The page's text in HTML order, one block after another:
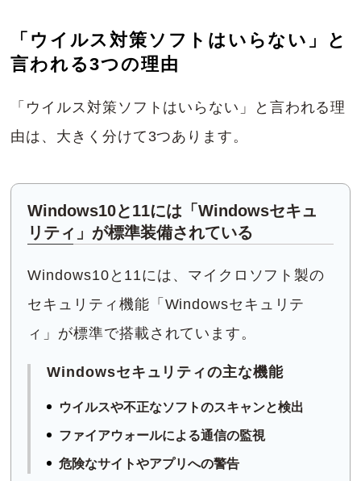
「ウイルス対策ソフトはいらない」と
言われる3つの理由
「ウイルス対策ソフトはいらない」と言われる理
由は、大きく分けて3つあります。
Windows10と11には「Windowsセキュ
リティ」が標準装備されている
Windows10と11には、マイクロソフト製の
セキュリティ機能「Windowsセキュリテ
ィ」が標準で搭載されています。
Windowsセキュリティの主な機能
ウイルスや不正なソフトのスキャンと検出
ファイアウォールによる通信の監視
危険なサイトやアプリへの警告